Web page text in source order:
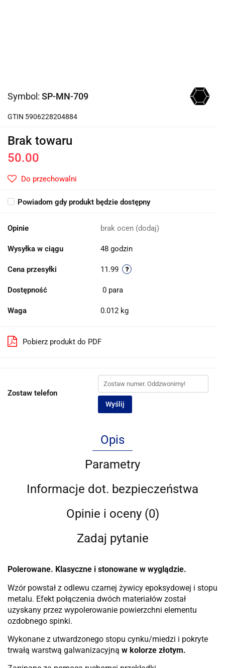
Symbol: SP-MN-709
GTIN 5906228204884
Brak towaru
50.00
Do przechowalni
Powiadom gdy produkt będzie dostępny
Opinie brak ocen (dodaj)
Wysyłka w ciągu 48 godzin
Cena przesyłki 11.99
Dostępność 0 para
Waga 0.012 kg
Pobierz produkt do PDF
Zostaw telefon
Wyślij
Opis
Parametry
Informacje dot. bezpieczeństwa
Opinie i oceny (0)
Zadaj pytanie
Polerowane. Klasyczne i stonowane w wyglądzie.
Wzór powstał z odlewu czarnej żywicy epoksydowej i stopu
metalu. Efekt połączenia dwóch materiałów został
uzyskany przez wypolerowanie powierzchni elementu
ozdobnego spinki.
Wykonane z utwardzonego stopu cynku/miedzi i pokryte
trwałą warstwą galwanizacyjną w kolorze złotym.